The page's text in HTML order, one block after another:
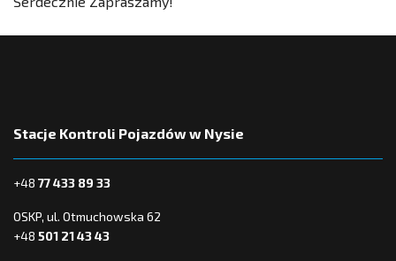
Stacje Kontroli Pojazdów w Nysie
+48 77 433 89 33
OSKP, ul. Otmuchowska 62
+48 501 21 43 43